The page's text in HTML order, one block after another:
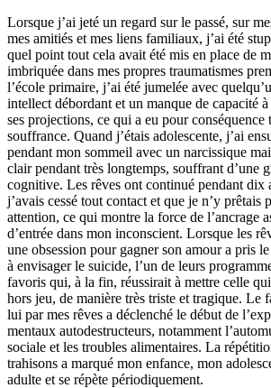
Lorsque j’ai jeté un regard sur le passé, sur
mes amitiés et mes liens familiaux, j’ai été
quel point tout cela avait été mis en place de
imbriquée dans mes propres traumatismes
l’école primaire, j’ai été jumelée avec
intellect débordant et un manque de capacité
ses projections, ce qui a eu pour
souffrance. Quand j’étais adolescente, j’ai
pendant mon sommeil avec un narcissique
clair pendant très longtemps, souffrant d’une
cognitive. Les rêves ont continué pendant dix
j’avais cessé tout contact et que je n’y prêtais
attention, ce qui montre la force de l’ancrage
d’entrée dans mon inconscient. Lorsque les
une obsession pour gagner son amour a pris
à envisager le suicide, l’un de leurs
favoris qui, à la fin, réussirait à mettre celle
hors jeu, de manière très triste et tragique. Le
lui par mes rêves a déclenché le début de
mentaux autodestructeurs, notamment
sociale et les troubles alimentaires. La
trahisons a marqué mon enfance, mon
adulte et se répète périodiquement.